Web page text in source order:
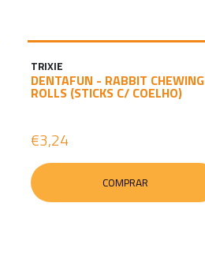
TRIXIE
DENTAFUN - RABBIT CHEWING
ROLLS (STICKS C/ COELHO)
€3,24
COMPRAR